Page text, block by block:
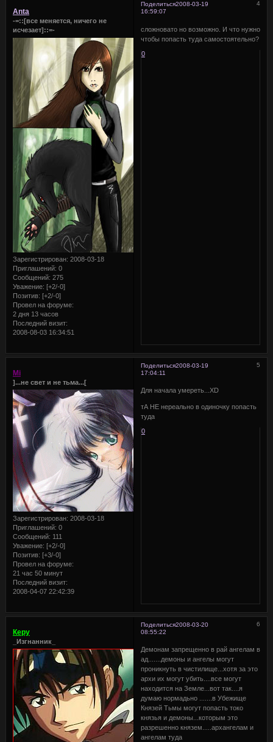
Поделиться 4
2008-03-19
16:59:07
Anta
-=::[все меняется, ничего не
исчезает]::=-
Зарегистрирован: 2008-03-18
Приглашений: 0
Сообщений: 275
Уважение: [+2/-0]
Позитив: [+2/-0]
Провел на форуме:
2 дня 13 часов
Последний визит:
2008-08-03 16:34:51
сложновато но возможно. И что нужно
чтобы попасть туда самостоятельно?
0
Поделиться 5
2008-03-19
17:04:11
Mi
]...не свет и не тьма...[
Зарегистрирован: 2008-03-18
Приглашений: 0
Сообщений: 111
Уважение: [+2/-0]
Позитив: [+3/-0]
Провел на форуме:
21 час 50 минут
Последний визит:
2008-04-07 22:42:39
Для начала умереть...XD
тА НЕ нереально в одиночку попасть
туда
0
Поделиться 6
2008-03-20
08:55:22
Керу
_Изгнанник_
Демонам запрещенно в рай ангелам в
ад.......демоны и ангелы могут
проникнуть в чистилище...хотя за это
архи их могут убить....все могут
находится на Земле...вот так....я
думаю нормадьно .......в Убежище
Князей Тьмы могут попасть токо
князья и демоны...которым это
разрешенно князем.....архангелам и
ангелам туда